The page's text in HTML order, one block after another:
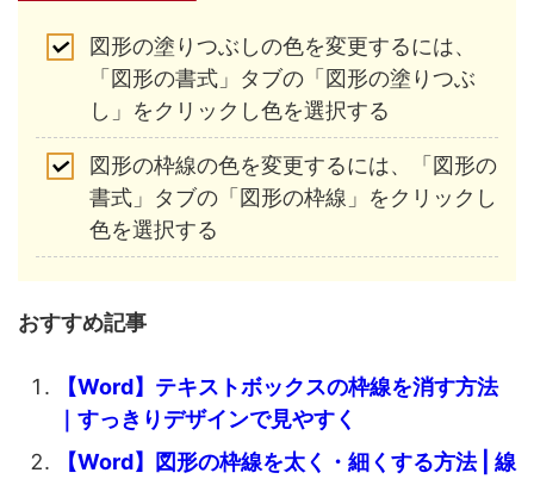
図形の塗りつぶしの色を変更するには、
「図形の書式」タブの「図形の塗りつぶ
し」をクリックし色を選択する
図形の枠線の色を変更するには、「図形の
書式」タブの「図形の枠線」をクリックし
色を選択する
おすすめ記事
【Word】テキストボックスの枠線を消す方法
｜すっきりデザインで見やすく
【Word】図形の枠線を太く・細くする方法 | 線